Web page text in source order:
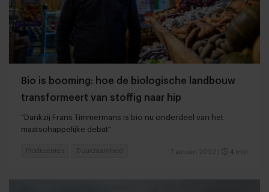
Bio is booming: hoe de biologische landbouw
transformeert van stoffig naar hip
"Dankzij Frans Timmermans is bio nu onderdeel van het
maatschappelijke debat"
7 januari 2022 4 min
Producenten Duurzaamheid